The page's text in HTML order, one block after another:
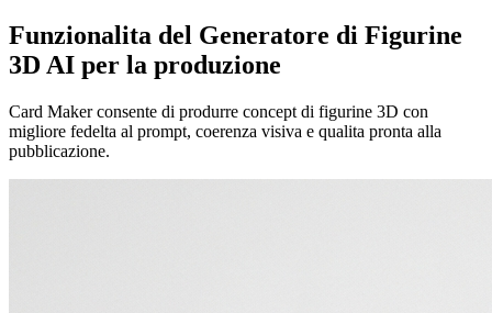
Funzionalita del Generatore di Figurine
3D AI per la produzione
Card Maker consente di produrre concept di figurine 3D con
migliore fedelta al prompt, coerenza visiva e qualita pronta alla
pubblicazione.